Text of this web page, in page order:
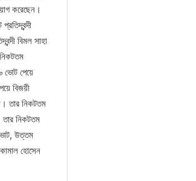
করেছেন।
বিমল সাহা
ভোট পেয়ে
বিজয়ী
তার নিকটতম
তার নিকটতম
ভোট, উত্তম
হোসেন